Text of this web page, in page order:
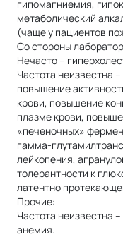
гипомагниемия,
метаболический
(чаще у пациентов
Со стороны
Нечасто –
Частота неизвестна
повышение
крови, повышение
плазме крови,
«печеночных»
гамма-
лейкопения,
толерантности к
латентно
Прочие:
Частота неизвестна
анемия.